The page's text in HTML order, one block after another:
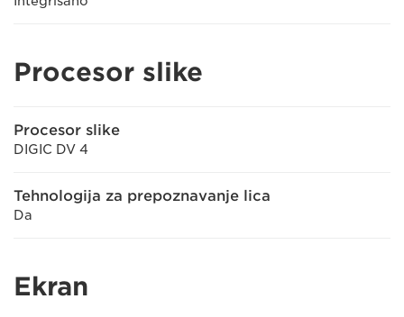
Procesor slike
Procesor slike
DIGIC DV 4
Tehnologija za prepoznavanje lica
Da
Ekran